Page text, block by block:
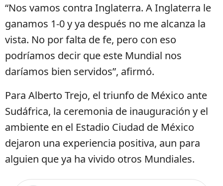
“Nos vamos contra Inglaterra. A Inglaterra le
ganamos 1-0 y ya después no me alcanza la
vista. No por falta de fe, pero con eso
podríamos decir que este Mundial nos
daríamos bien servidos”, afirmó.
Para Alberto Trejo, el triunfo de México ante
Sudáfrica, la ceremonia de inauguración y el
ambiente en el Estadio Ciudad de México
dejaron una experiencia positiva, aun para
alguien que ya ha vivido otros Mundiales.